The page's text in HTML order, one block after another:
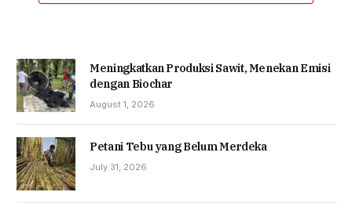
Meningkatkan Produksi Sawit, Menekan Emisi
dengan Biochar
August 1, 2026
Petani Tebu yang Belum Merdeka
July 31, 2026